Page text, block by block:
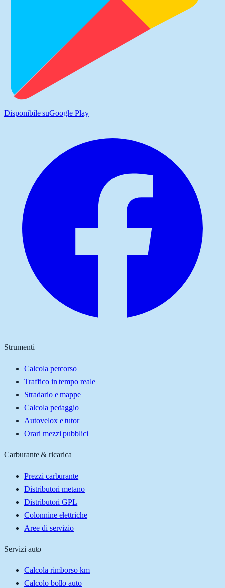
Disponibile suGoogle Play
Strumenti
Calcola percorso
Traffico in tempo reale
Stradario e mappe
Calcola pedaggio
Autovelox e tutor
Orari mezzi pubblici
Carburante & ricarica
Prezzi carburante
Distributori metano
Distributori GPL
Colonnine elettriche
Aree di servizio
Servizi auto
Calcola rimborso km
Calcolo bollo auto